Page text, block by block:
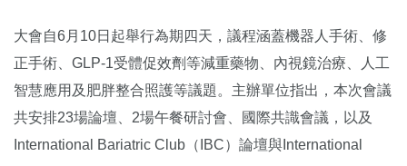
大會自6月10日起舉行為期四天，議程涵蓋機器人手術、修
正手術、GLP-1受體促效劑等減重藥物、內視鏡治療、人工
智慧應用及肥胖整合照護等議題。主辦單位指出，本次會議
共安排23場論壇、2場午餐研討會、國際共識會議，以及
International Bariatric Club（IBC）論壇與International